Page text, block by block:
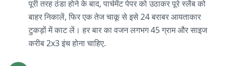
पूरी तरह ठंडा होने के बाद, पार्चमेंट पेपर को उठाकर पूरे स्लैब को
बाहर निकालें, फिर एक तेज चाकू से इसे 24 बराबर आयताकार
टुकड़ों में काट लें। हर बार का वजन लगभग 45 ग्राम और साइज
करीब 2x3 इंच होना चाहिए.